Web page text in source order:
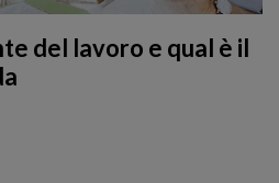
del lavoro e qual è il